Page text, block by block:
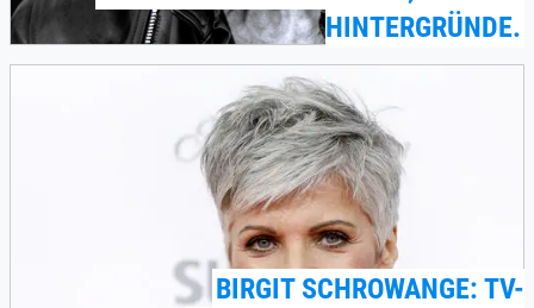
HINTERGRÜNDE.
BIRGIT SCHROWANGE: TV-